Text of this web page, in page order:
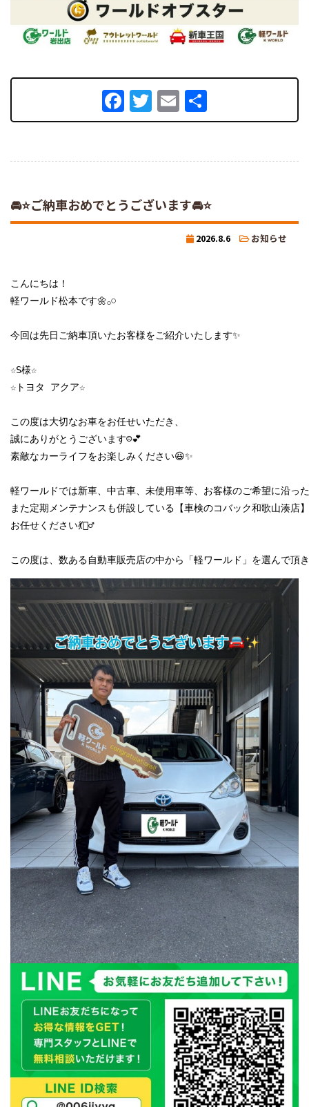
Facebook
Twitter
Email
有
🚘⭐ご納車おめでとうございます🚘⭐
2026.8.6 お知らせ
こんにちは！
軽ワールド松本です🌼𓂂𓏸
今回は先日ご納車頂いたお客様をご紹介いたします✨
☆S様☆
☆トヨタ アクア☆
この度は大切なお車をお任せいただき、
誠にありがとうございます☺️💕
素敵なカーライフをお楽しみください😆✨
軽ワールドでは新車、中古車、未使用車等、お客様のご希望に沿っ
また定期メンテナンスも併設している【車検のコバック和歌山湊店
お任せください💃🧞‍♂️
この度は、数ある自動車販売店の中から「軽ワールド」を選んで頂